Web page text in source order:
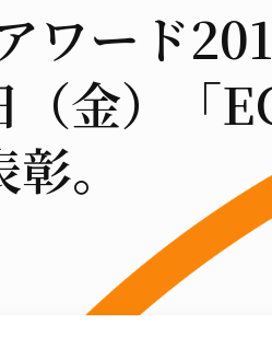
ワード
（金）「
。